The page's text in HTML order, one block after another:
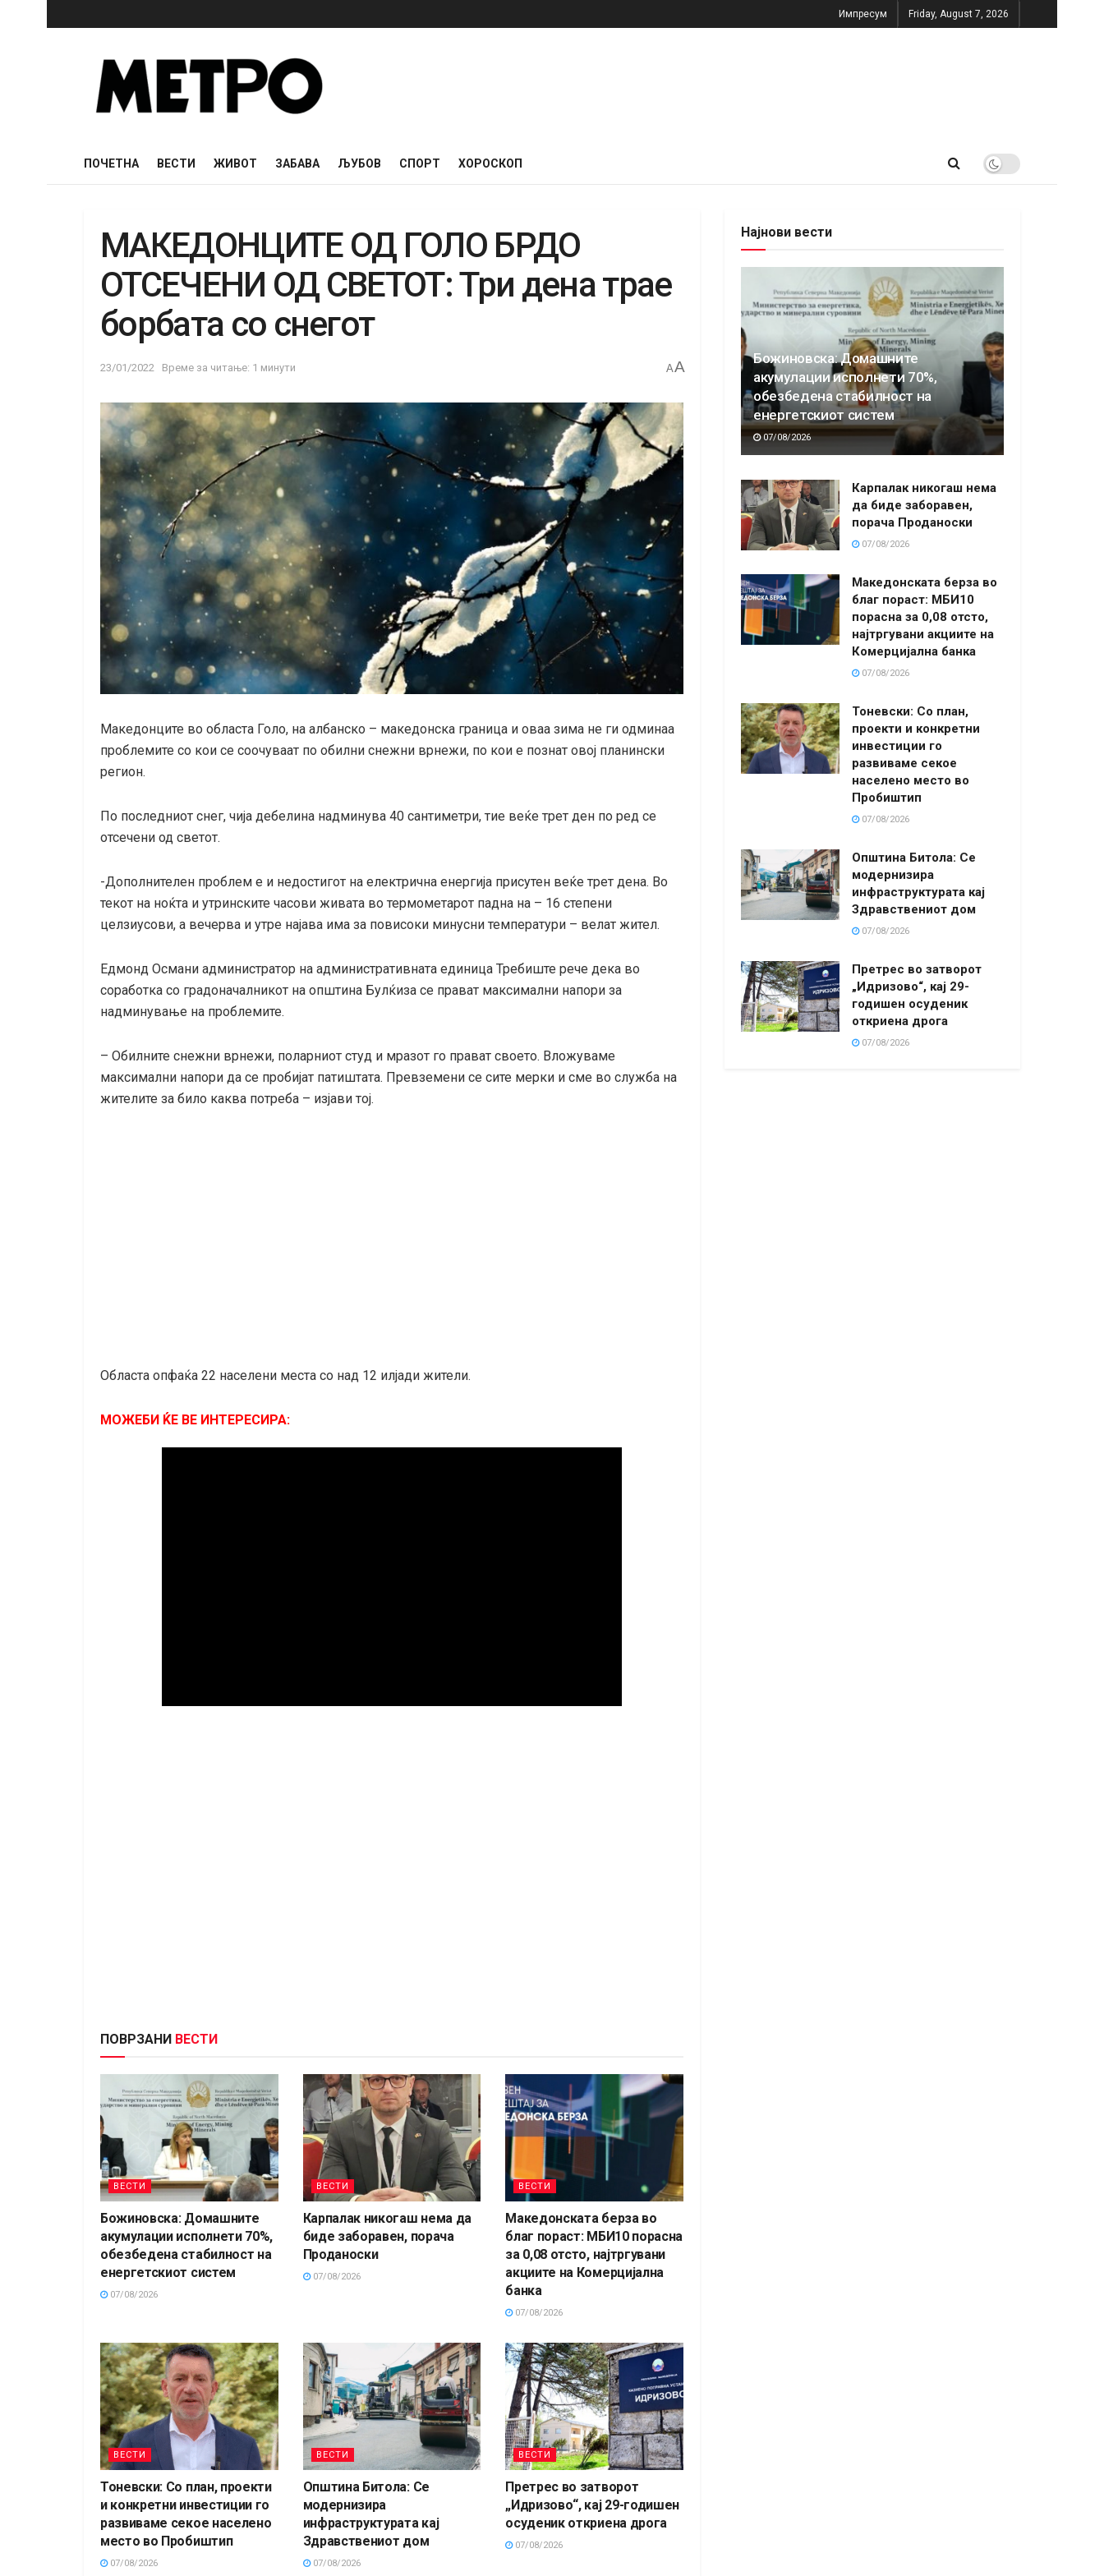
Импресум Friday, August 7, 2026
ПОЧЕТНА ВЕСТИ ЖИВОТ ЗАБАВА ЉУБОВ СПОРТ ХОРОСКОП
МАКЕДОНЦИТЕ ОД ГОЛО БРДО
ОТСЕЧЕНИ ОД СВЕТОТ: Три дена трае
борбата со снегот
23/01/2022 Време за читање: 1 минути AA
Македонците во областа Голо, на албанско – македонска граница и оваа зима не ги одминаа
проблемите со кои се соочуваат по обилни снежни врнежи, по кои е познат овој планински
регион.
По последниот снег, чија дебелина надминува 40 сантиметри, тие веќе трет ден по ред се
отсечени од светот.
-Дополнителен проблем е и недостигот на електрична енергија присутен веќе трет дена. Во
текот на ноќта и утринските часови живата во термометарот падна на – 16 степени
целзиусови, а вечерва и утре најава има за повисоки минусни температури – велат жител.
Едмонд Османи администратор на административната единица Требиште рече дека во
соработка со градоначалникот на општина Булќиза се прават максимални напори за
надминување на проблемите.
– Обилните снежни врнежи, поларниот студ и мразот го прават своето. Вложуваме
максимални напори да се пробијат патиштата. Превземени се сите мерки и сме во служба на
жителите за било каква потреба – изјави тој.
Областа опфаќа 22 населени места со над 12 илјади жители.
МОЖЕБИ ЌЕ ВЕ ИНТЕРЕСИРА:
ПОВРЗАНИ ВЕСТИ
ВЕСТИ
Божиновска: Домашните
акумулации исполнети 70%,
обезбедена стабилност на
енергетскиот систем
07/08/2026
ВЕСТИ
Карпалак никогаш нема да
биде заборавен, порача
Проданоски
07/08/2026
ВЕСТИ
Македонската берза во
благ пораст: МБИ10 порасна
за 0,08 отсто, најтргувани
акциите на Комерцијална
банка
07/08/2026
ВЕСТИ
Тоневски: Со план, проекти
и конкретни инвестиции го
развиваме секое населено
место во Пробиштип
07/08/2026
ВЕСТИ
Општина Битола: Се
модернизира
инфраструктурата кај
Здравствениот дом
07/08/2026
ВЕСТИ
Претрес во затворот
„Идризово“, кај 29-годишен
осуденик откриена дрога
07/08/2026
Најнови вести
Божиновска: Домашните
акумулации исполнети 70%,
обезбедена стабилност на
енергетскиот систем
07/08/2026
Карпалак никогаш нема
да биде заборавен,
порача Проданоски
07/08/2026
Македонската берза во
благ пораст: МБИ10
порасна за 0,08 отсто,
најтргувани акциите на
Комерцијална банка
07/08/2026
Тоневски: Со план,
проекти и конкретни
инвестиции го
развиваме секое
населено место во
Пробиштип
07/08/2026
Општина Битола: Се
модернизира
инфраструктурата кај
Здравствениот дом
07/08/2026
Претрес во затворот
„Идризово“, кај 29-
годишен осуденик
откриена дрога
07/08/2026